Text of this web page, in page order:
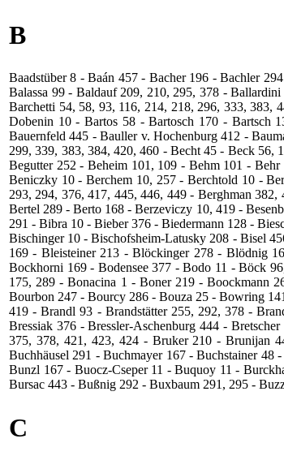
B
Baadstüber 8 ‑ Baán 457 ‑ Bacher 196 ‑ Bachler
Balassa 99 ‑ Baldauf 209, 210, 295, 378 ‑
Barchetti 54, 58, 93, 116, 214, 218, 296, 333, 383,
Dobenin 10 - Bartos 58 ‑ Bartosch 170 ‑ Bartsch
Bauernfeld 445 ‑ Bauller v. Hochenburg 412 -
299, 339, 383, 384, 420, 460 ‑ Becht 45 ‑ Beck 56,
Begutter 252 ‑ Beheim 101, 109 ‑ Behm 101 ‑
Beniczky 10 ‑ Berchem 10, 257 ‑ Berchtold 10 ‑
293, 294, 376, 417, 445, 446, 449 ‑ Berghman
Bertel 289 ‑ Berto 168 - Berzeviczy 10, 419 ‑
291 ‑ Bibra 10 ‑ Bieber 376 ‑ Biedermann 128 -
Bischinger 10 ‑ Bischofsheim-­Latusky 208 ‑ Bisel
169 - Bleisteiner 213 ‑ Blöckinger 278 ‑ Blödnig
Bockhorni 169 ‑ Bodensee 377 ‑ Bodo 11 - Böck
175, 289 ‑ Bonacina 1 ‑ Boner 219 ‑ Boockmann
Bourbon 247 - Bourcy 286 ‑ Bouza 25 ‑ Bowring
419 ‑ Brandl 93 ‑ Brandstätter 255, 292, 378 -
Bressiak 376 ‑ Bressler‑Aschenburg 444 ‑
375, 378, 421, 423, 424 - Bruker 210 ‑ Brunijan
Buchhäusel 291 ‑ Buchmayer 167 ‑ Buchstainer
Bunzl 167 - Buocz‑Cseper 11 ‑ Buquoy 11 ‑
Bursac 443 ‑ Bußnig 292 ‑ Buxbaum 291, 295 ‑
C